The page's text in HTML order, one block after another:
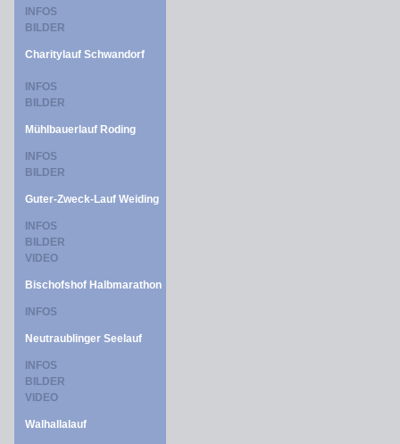
INFOS
BILDER
Charitylauf Schwandorf
INFOS
BILDER
Mühlbauerlauf Roding
INFOS
BILDER
Guter-Zweck-Lauf Weiding
INFOS
BILDER
VIDEO
Bischofshof Halbmarathon
INFOS
Neutraublinger Seelauf
INFOS
BILDER
VIDEO
Walhallalauf